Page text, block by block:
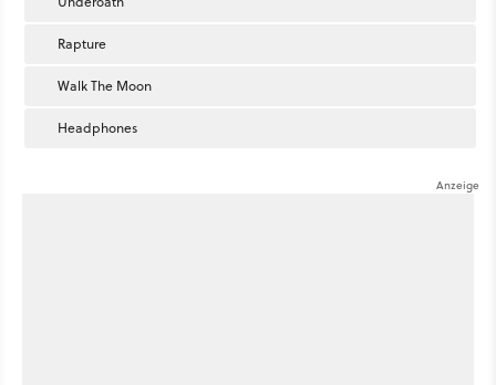
Rapture
Walk The Moon
Headphones